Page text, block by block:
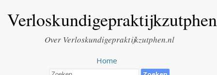
Over Verloskundigepraktijkzutphen.nl
Home